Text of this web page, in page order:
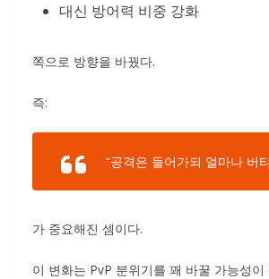
대신 방어력 비중 강화
쪽으로 방향을 바꿨다.
즉:
“공격은 들어가되 얼마나 버
가 중요해진 셈이다.
이 변화는 PvP 분위기를 꽤 바꿀 가능성이